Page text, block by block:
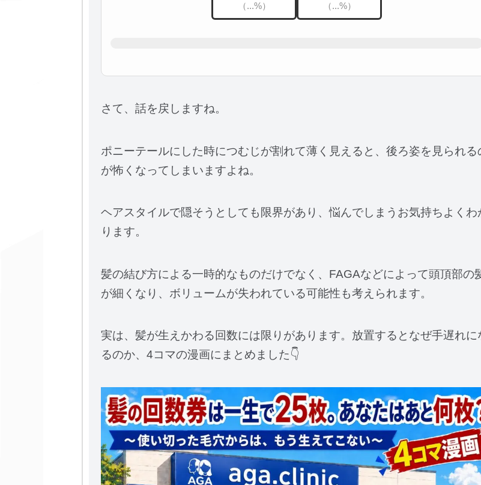
（...%）
（...%）
さて、話を戻しますね。
ポニーテールにした時につむじが割れて薄く見えると、後ろ姿を見られる
が怖くなってしまいますよね。
ヘアスタイルで隠そうとしても限界があり、悩んでしまうお気持ちよくわ
ります。
髪の結び方による一時的なものだけでなく、FAGAなどによって頭頂部の
が細くなり、ボリュームが失われている可能性も考えられます。
実は、髪が生えかわる回数には限りがあります。放置するとなぜ手遅れに
るのか、4コマの漫画にまとめました👇